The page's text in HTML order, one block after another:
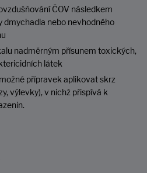
ČOV následkem
dmychadla nebo nevhodného
nadměrným přísunem toxických,
látek
přípravek aplikovat skrz
výlevky), v nichž přispívá k